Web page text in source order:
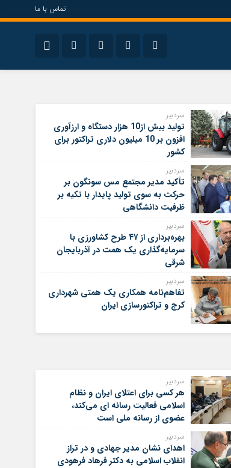
تماس با ما
سروش
ایتا
آپارات به خاطر بسپار
سردبیر
تولید بیش از10 هزار دستگاه و ارزآوری
افزون بر 10 میلیون دلاری تراکتور برای
کشور
سردبیر
تأکید مدیر مجتمع مس سونگون بر
حرکت به سوی تولید پایدار با تکیه بر
ظرفیت دانشگاهی
سردبیر
بهره‌برداری از ۴۷ طرح کشاورزی با
سرمایه‌گذاری یک همت در آذربایجان
شرقی
سردبیر
تفاهم‌نامه همکاری یک همتی شهرداری
کرج و تراکتورسازی ایران
سردبیر
هر کسی برای اعتلای ایران و نظام
اسلامی فعالیت رسانه ای می‌کند،
عضوی از رسانه ملی است
سردبیر
اهدای نشان مدیر جهادی و در تراز
انقلاب اسلامی به دکتر فرهاد فرهودی